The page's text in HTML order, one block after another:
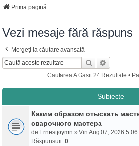
Prima pagină
Vezi mesaje fără răspuns
Mergeți la căutare avansată
Căutare
Căutarea A Găsit 24 Rezultate •
Subiecte
Каким образом отыскать
сварочного мастера
de Ernestjoymn » Vin Aug 07, 2026 5:06
Răspunsuri: 0